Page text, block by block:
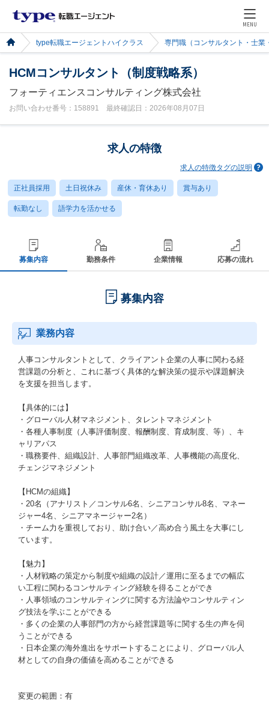
MENU
type転職エージェントハイクラス 専門職（コンサルタント・士業
HCMコンサルタント（制度戦略系）
フォーティエンスコンサルティング株式会社
お問い合わせ番号：158891 最終確認日：2026年08月07日
求人の特徴
求人の特徴タグの説明
正社員採用 土日祝休み 産休・育休あり 賞与あり
転勤なし 語学力を活かせる
募集内容 勤務条件 企業情報 応募の流れ
募集内容
業務内容
人事コンサルタントとして、クライアント企業の人事に関わる経
営課題の分析と、これに基づく具体的な解決策の提示や課題解決
を支援を担当します。
【具体的には】
・グローバル人材マネジメント、タレントマネジメント
・各種人事制度（人事評価制度、報酬制度、育成制度、等）、キ
ャリアパス
・職務要件、組織設計、人事部門組織改革、人事機能の高度化、
チェンジマネジメント
【HCMの組織】
・20名（アナリスト／コンサル6名、シニアコンサル8名、マネー
ジャー4名、シニアマネージャー2名）
・チーム力を重視しており、助け合い／高め合う風土を大事にし
ています。
【魅力】
・人材戦略の策定から制度や組織の設計／運用に至るまでの幅広
い工程に関わるコンサルティング経験を得ることができ
・人事領域のコンサルティングに関する方法論やコンサルティン
グ技法を学ぶことができる
・多くの企業の人事部門の方から経営課題等に関する生の声を伺
うことができる
・日本企業の海外進出をサポートすることにより、グローバル人
材としての自身の価値を高めることができる
変更の範囲：有